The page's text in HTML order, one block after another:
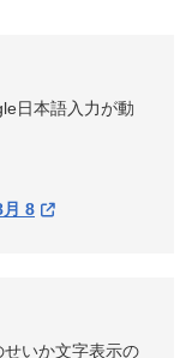
日本語入力が動
8
せいか文字表示の